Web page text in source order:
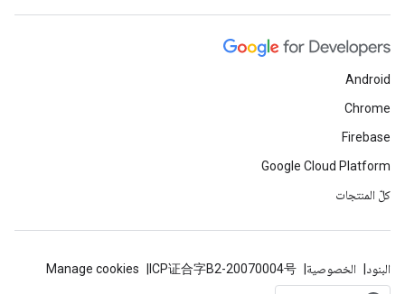
Android
Chrome
Firebase
Google Cloud Platform
كلّ المنتجات
البنود الخصوصية ICP证合字B2-20070004号
Manage cookies